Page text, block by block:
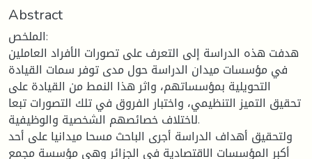
Abstract
الملخص:
هدفت هذه الدراسة إلى التعرف على تصورات الأفراد العاملين
في مؤسسات ميدان الدراسة حول مدى توفر سمات القيادة
التحويلية بمؤسساتهم، واثر هذا النمط من القيادة على
تحقيق التميز التنظيمي، واختبار الفروق في تلك التصورات تبعا
لاختلاف خصائصهم الشخصية والوظيفية.
ولتحقيق أهداف الدراسة أجرى الباحث مسحا ميدانيا على أحد
أكبر المؤسسات الاقتصادية في الجزائر وهي مؤسسة مجمع